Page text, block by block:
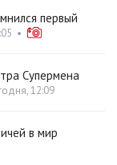
первый
•
Супермена
12:09
в мир